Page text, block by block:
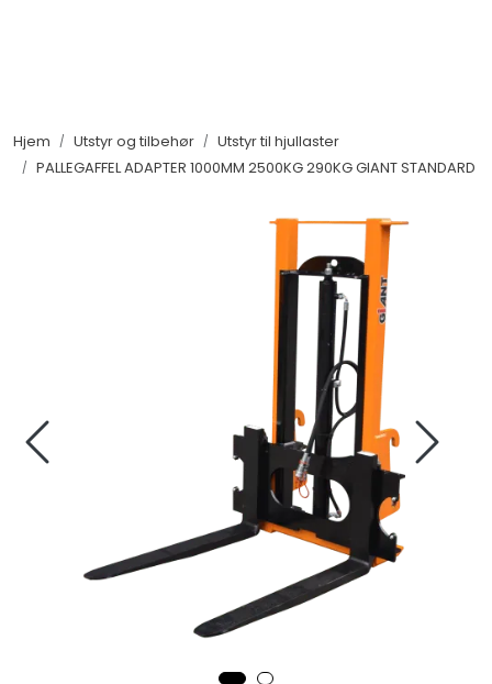
Hjem Utstyr og tilbehør
Utstyr til hjullaster
PALLEGAFFEL ADAPTER 1000MM 2500KG 290KG GIANT STANDARD
Utstyr og tilbehør